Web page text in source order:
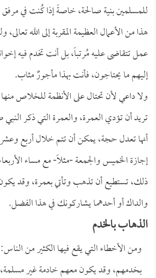
للمسلمين بنية صالحة، خاصةً إذا كُنت في
هذا من الأعمال العظيمة المقربة إلى الله
عمل تتقاضى عليه مُرتباً، بل أنت تخدم فيه
إليهم ما يحتاجون، فأنت بهذا مأجورٌ مثاب.
ولا داعي لأن تحتال على الأنظمة للخلاص
تريد أن تؤدي العمرة، والعمرة التي ذكر
أنها تعدل حجة، يمكن أن تتم خلال أربع
إجازة الخميس والجمعة -مثلاً- مع مساء
ذلك، تستطيع أن تذهب وتأتي بعمرة، وقد
والداك أو أحدهما يشاركونك في هذا الفضل.
الذهاب بالخدم
ومن الأخطاء التي يقع فيها الكثير من
بخدمهم، وقد يكون معهم خادمة غير